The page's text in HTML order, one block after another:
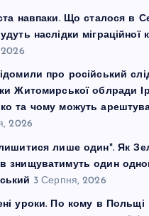
навпаки. Що сталося в
наслідки міграційної
про російський
Житомирської облради
та чому можуть
2026
лише один". Як
знищуватимуть один
3 Серпня, 2026
уроки. По кому в Польщі